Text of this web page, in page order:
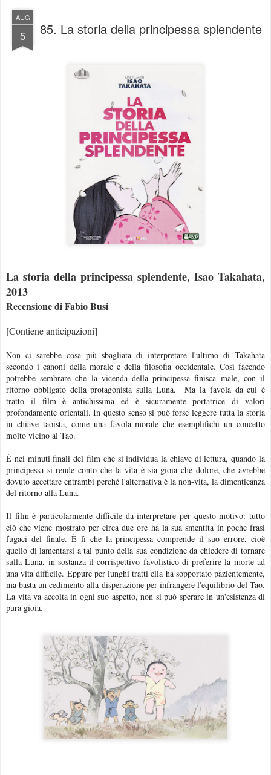
AUG
5 85. La storia della principessa splendente
La storia della principessa splendente, Isao Takahata,
2013
Recensione di Fabio Busi
[Contiene anticipazioni]
Non ci sarebbe cosa più sbagliata di interpretare l'ultimo di Takahata
secondo i canoni della morale e della filosofia occidentale. Così facendo
potrebbe sembrare che la vicenda della principessa finisca male, con il
ritorno obbligato della protagonista sulla Luna. Ma la favola da cui è
tratto il film è antichissima ed è sicuramente portatrice di valori
profondamente orientali. In questo senso si può forse leggere tutta la storia
in chiave taoista, come una favola morale che esemplifichi un concetto
molto vicino al Tao.
È nei minuti finali del film che si individua la chiave di lettura, quando la
principessa si rende conto che la vita è sia gioia che dolore, che avrebbe
dovuto accettare entrambi perché l'alternativa è la non-vita, la dimenticanza
del ritorno alla Luna.
Il film è particolarmente difficile da interpretare per questo motivo: tutto
ciò che viene mostrato per circa due ore ha la sua smentita in poche frasi
fugaci del finale. È lì che la principessa comprende il suo errore, cioè
quello di lamentarsi a tal punto della sua condizione da chiedere di tornare
sulla Luna, in sostanza il corrispettivo favolistico di preferire la morte ad
una vita difficile. Eppure per lunghi tratti ella ha sopportato pazientemente,
ma basta un cedimento alla disperazione per infrangere l'equilibrio del Tao.
La vita va accolta in ogni suo aspetto, non si può sperare in un'esistenza di
pura gioia.